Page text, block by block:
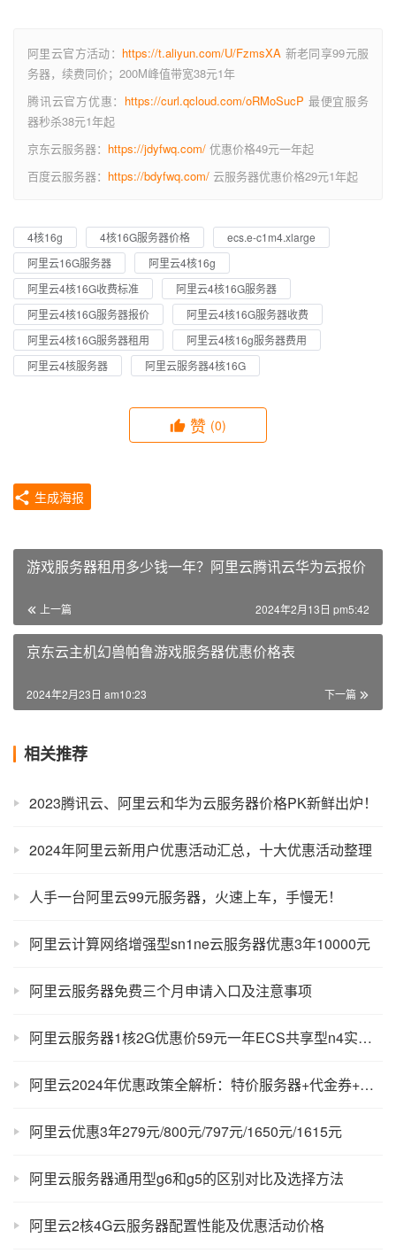
阿里云官方活动： https://t.aliyun.com/U/FzmsXA 新老同享99元服
务器，续费同价；200M峰值带宽38元1年
腾讯云官方优惠： https://curl.qcloud.com/oRMoSucP 最便宜服务
器秒杀38元1年起
京东云服务器： https://jdyfwq.com/ 优惠价格49元一年起
百度云服务器： https://bdyfwq.com/ 云服务器优惠价格29元1年起
4核16g 4核16G服务器价格
ecs.e-c1m4.xlarge
阿里云16G服务器
阿里云4核16g
阿里云4核16G收费标准
阿里云4核16G服务器
阿里云4核16G服务器报价
阿里云4核16G服务器收费
阿里云4核16G服务器租用
阿里云4核16g服务器费用
阿里云4核服务器
阿里云服务器4核16G
赞 (0)
生成海报
游戏服务器租用多少钱一年？阿里云腾讯云华为云报价
上一篇 2024年2月13日 pm5:42
京东云主机幻兽帕鲁游戏服务器优惠价格表
下一篇
2024年2月23日 am10:23
相关推荐
2023腾讯云、阿里云和华为云服务器价格PK新鲜出炉！
2024年阿里云新用户优惠活动汇总，十大优惠活动整理
人手一台阿里云99元服务器，火速上车，手慢无！
阿里云计算网络增强型sn1ne云服务器优惠3年10000元
阿里云服务器免费三个月申请入口及注意事项
阿里云服务器1核2G优惠价59元一年ECS共享型n4实例性能评测
阿里云2024年优惠政策全解析：特价服务器+代金券+续费不涨价！
阿里云优惠3年279元/800元/797元/1650元/1615元
阿里云服务器通用型g6和g5的区别对比及选择方法
阿里云2核4G云服务器配置性能及优惠活动价格